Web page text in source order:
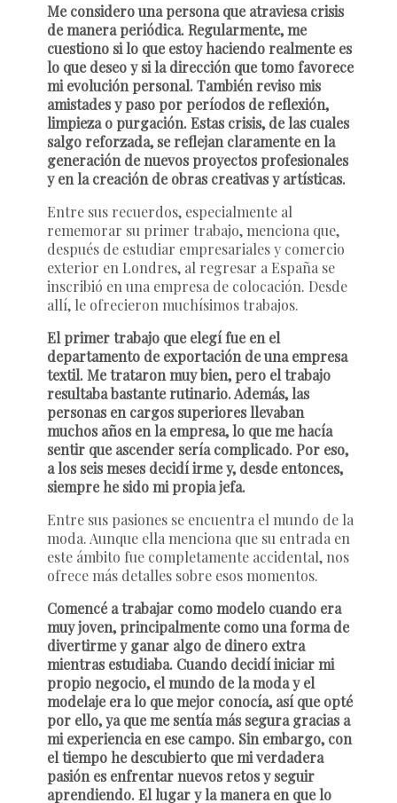
Me considero una persona que atraviesa crisis
de manera periódica. Regularmente, me
cuestiono si lo que estoy haciendo realmente es
lo que deseo y si la dirección que tomo favorece
mi evolución personal. También reviso mis
amistades y paso por períodos de reflexión,
limpieza o purgación. Estas crisis, de las cuales
salgo reforzada, se reflejan claramente en la
generación de nuevos proyectos profesionales
y en la creación de obras creativas y artísticas.
Entre sus recuerdos, especialmente al
rememorar su primer trabajo, menciona que,
después de estudiar empresariales y comercio
exterior en Londres, al regresar a España se
inscribió en una empresa de colocación. Desde
allí, le ofrecieron muchísimos trabajos.
El primer trabajo que elegí fue en el
departamento de exportación de una empresa
textil. Me trataron muy bien, pero el trabajo
resultaba bastante rutinario. Además, las
personas en cargos superiores llevaban
muchos años en la empresa, lo que me hacía
sentir que ascender sería complicado. Por eso,
a los seis meses decidí irme y, desde entonces,
siempre he sido mi propia jefa.
Entre sus pasiones se encuentra el mundo de la
moda. Aunque ella menciona que su entrada en
este ámbito fue completamente accidental, nos
ofrece más detalles sobre esos momentos.
Comencé a trabajar como modelo cuando era
muy joven, principalmente como una forma de
divertirme y ganar algo de dinero extra
mientras estudiaba. Cuando decidí iniciar mi
propio negocio, el mundo de la moda y el
modelaje era lo que mejor conocía, así que opté
por ello, ya que me sentía más segura gracias a
mi experiencia en ese campo. Sin embargo, con
el tiempo he descubierto que mi verdadera
pasión es enfrentar nuevos retos y seguir
aprendiendo. El lugar y la manera en que lo